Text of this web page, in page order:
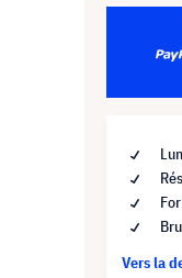
Vers la